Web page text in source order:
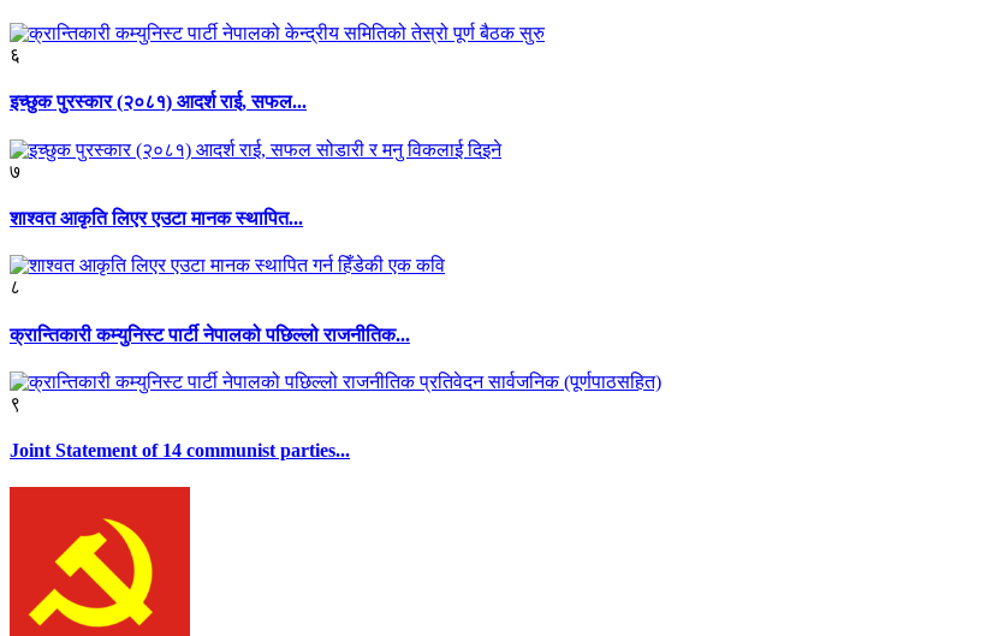
६
इच्छुक पुरस्कार (२०८१) आदर्श राई, सफल...
७
शाश्वत आकृति लिएर एउटा मानक स्थापित...
८
क्रान्तिकारी कम्युनिस्ट पार्टी नेपालको पछिल्लो राजनीतिक...
९
Joint Statement of 14 communist parties...